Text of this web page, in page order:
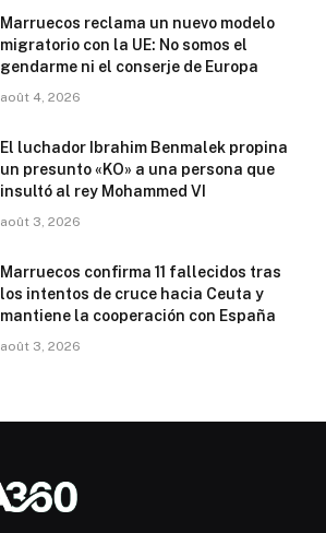
Marruecos reclama un nuevo modelo
migratorio con la UE: No somos el
gendarme ni el conserje de Europa
août 4, 2026
El luchador Ibrahim Benmalek propina
un presunto «KO» a una persona que
insultó al rey Mohammed VI
août 3, 2026
Marruecos confirma 11 fallecidos tras
los intentos de cruce hacia Ceuta y
mantiene la cooperación con España
août 3, 2026